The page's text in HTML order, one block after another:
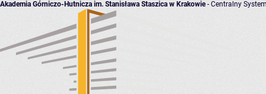
Akademia Górniczo-Hutnicza im. Stanisława Staszica w Krakowie- Centralny